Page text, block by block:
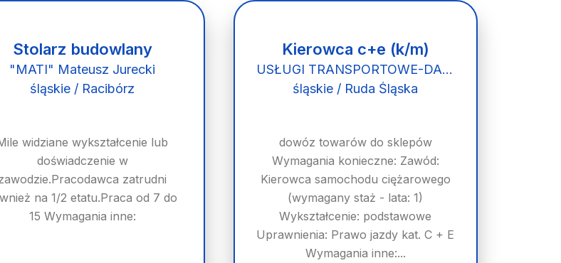
Stolarz budowlany
"MATI" Mateusz Jurecki
śląskie / Racibórz
widziane wykształcenie lub
doświadczenie w
zatrudni
na 1/2 etatu.Praca od 7 do
15 Wymagania inne:
Kierowca c+e (k/m)
USŁUGI TRANSPORTOWE-DARIUSZ PAWLIK
śląskie / Ruda Śląska
dowóz towarów do sklepów
Wymagania konieczne: Zawód:
Kierowca samochodu ciężarowego
(wymagany staż - lata: 1)
Wykształcenie: podstawowe
Uprawnienia: Prawo jazdy kat. C + E
Wymagania inne:...